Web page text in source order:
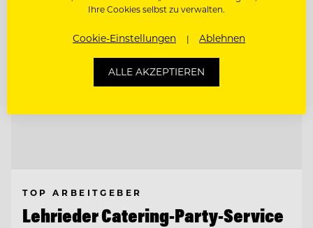
TOP ARBEITGEBER
Lehrieder Catering-Party-Service
Ihre Cookies selbst zu verwalten.
Cookie-Einstellungen Ablehnen
ALLE AKZEPTIEREN